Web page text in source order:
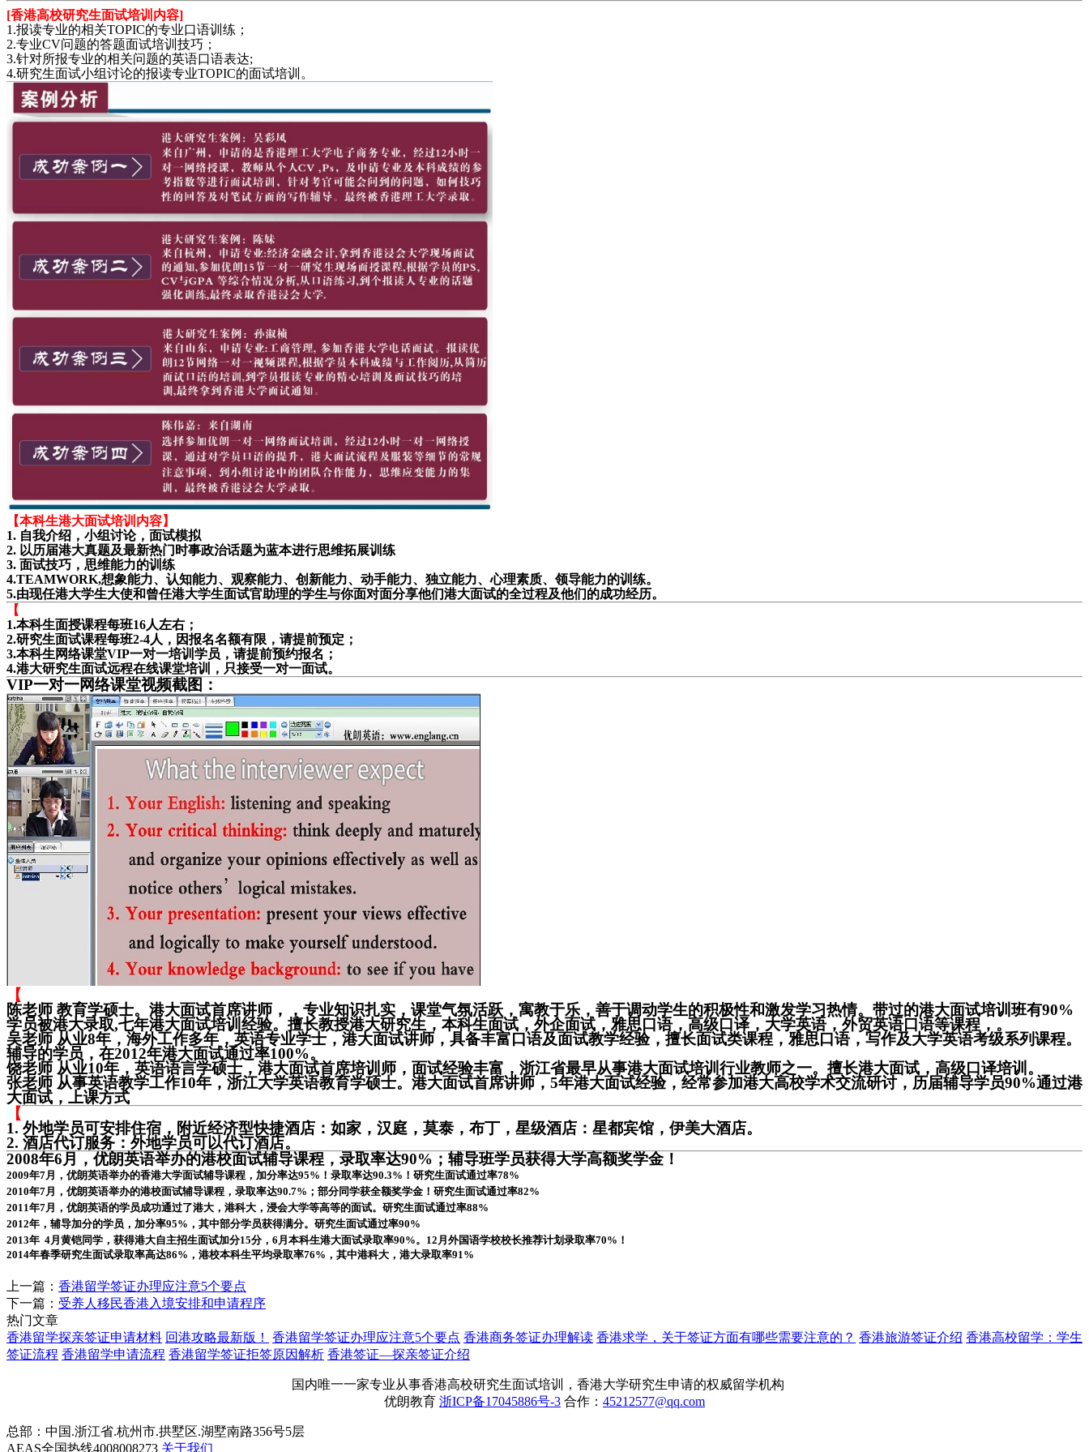
[香港高校研究生面试培训内容]
1.报读专业的相关TOPIC的专业口语训练；
2.专业CV问题的答题面试培训技巧；
3.针对所报专业的相关问题的英语口语表达;
4.研究生面试小组讨论的报读专业TOPIC的面试培训。
【本科生港大面试培训内容】
1. 自我介绍，小组讨论，面试模拟
2. 以历届港大真题及最新热门时事政治话题为蓝本进行思维拓展训练
3. 面试技巧，思维能力的训练
4.TEAMWORK,想象能力、认知能力、观察能力、创新能力、动手能力、独立能力、心理素质、领导能力的训练。
5.由现任港大学生大使和曾任港大学生面试官助理的学生与你面对面分享他们港大面试的全过程及他们的成功经历。
【
1.本科生面授课程每班16人左右；
2.研究生面试课程每班2-4人，因报名名额有限，请提前预定；
3.本科生网络课堂VIP一对一培训学员，请提前预约报名；
4.港大研究生面试远程在线课堂培训，只接受一对一面试。
VIP一对一网络课堂视频截图：
【
陈老师 教育学硕士。港大面试首席讲师，，专业知识扎实，课堂气氛活跃，寓教于乐，善于调动学生的积极性和激发学习热情。带过的港大面试培训班有90%
学员被港大录取,七年港大面试培训经验。擅长教授港大研究生，本科生面试，外企面试，雅思口语，高级口译，大学英语，外贸英语口语等课程，。
吴老师 从业8年，海外工作多年，英语专业学士，港大面试讲师，具备丰富口语及面试教学经验，擅长面试类课程，雅思口语，写作及大学英语考级系列课程。
辅导的学员，在2012年港大面试通过率100%。
饶老师 从业10年，英语语言学硕士，港大面试首席培训师，面试经验丰富，浙江省最早从事港大面试培训行业教师之一。擅长港大面试，高级口译培训。
张老师 从事英语教学工作10年，浙江大学英语教育学硕士。港大面试首席讲师，5年港大面试经验，经常参加港大高校学术交流研讨，历届辅导学员90%通过港
大面试，上课方式
【
1. 外地学员可安排住宿，附近经济型快捷酒店：如家，汉庭，莫泰，布丁，星级酒店：星都宾馆，伊美大酒店。
2. 酒店代订服务：外地学员可以代订酒店。
2008年6月，优朗英语举办的港校面试辅导课程，录取率达90%；辅导班学员获得大学高额奖学金！
2009年7月，优朗英语举办的香港大学面试辅导课程，加分率达95%！录取率达90.3%！研究生面试通过率78%
2010年7月，优朗英语举办的港校面试辅导课程，录取率达90.7%；部分同学获全额奖学金！研究生面试通过率82%
2011年7月，优朗英语的学员成功通过了港大，港科大，浸会大学等高等的面试。研究生面试通过率88%
2012年，辅导加分的学员，加分率95%，其中部分学员获得满分。研究生面试通过率90%
2013年 4月黄铠同学，获得港大自主招生面试加分15分，6月本科生港大面试录取率90%。12月外国语学校校长推荐计划录取率70%！
2014年春季研究生面试录取率高达86%，港校本科生平均录取率76%，其中港科大，港大录取率91%
上一篇： 香港留学签证办理应注意5个要点
下一篇： 受养人移民香港入境安排和申请程序
热门文章
香港留学探亲签证申请材料 回港攻略最新版！ 香港留学签证办理应注意5个要点 香港商务签证办理解读 香港求学，关于签证方面有哪些需要注意的？ 香港旅游签证介绍 香港高校留学：学生
签证流程 香港留学申请流程 香港留学签证拒签原因解析 香港签证—探亲签证介绍
国内唯一一家专业从事香港高校研究生面试培训，香港大学研究生申请的权威留学机构
优朗教育 浙ICP备17045886号-3 合作： 45212577@qq.com
总部：中国.浙江省.杭州市.拱墅区.湖墅南路356号5层
AEAS全国热线4008008273 关于我们